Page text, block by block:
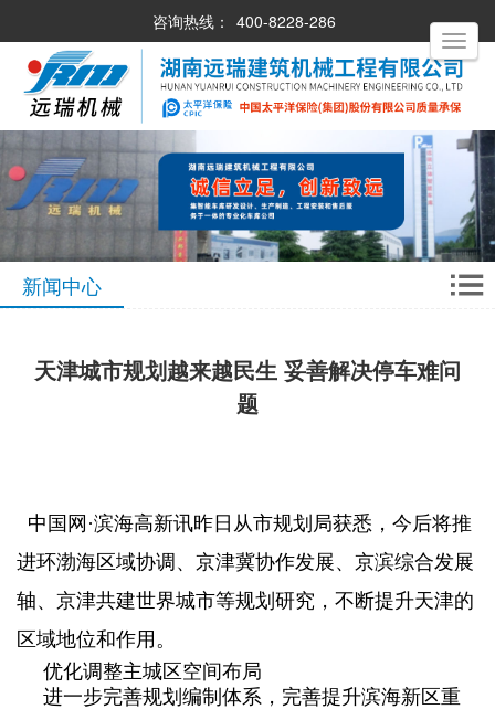
咨询热线： 400-8228-286
新闻中心
天津城市规划越来越民生 妥善解决停车难问
题
中国网·滨海高新讯昨日从市规划局获悉，今后将推
进环渤海区域协调、京津冀协作发展、京滨综合发展
轴、京津共建世界城市等规划研究，不断提升天津的
区域地位和作用。
优化调整主城区空间布局
进一步完善规划编制体系，完善提升滨海新区重
Toggle